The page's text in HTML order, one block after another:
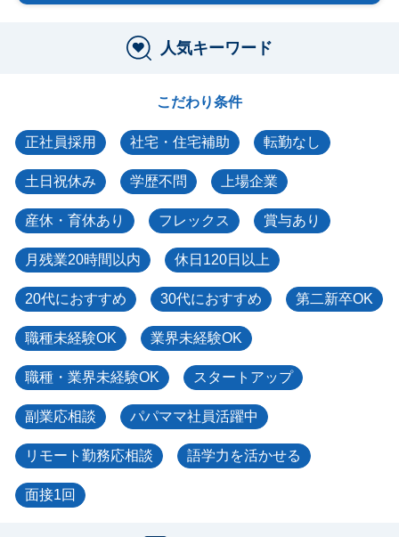
人気キーワード
こだわり条件
正社員採用 社宅・住宅補助 転勤なし
土日祝休み 学歴不問 上場企業
産休・育休あり フレックス 賞与あり
月残業20時間以内 休日120日以上
20代におすすめ 30代におすすめ 第二新卒OK
職種未経験OK 業界未経験OK
職種・業界未経験OK スタートアップ
副業応相談 パパママ社員活躍中
リモート勤務応相談 語学力を活かせる
面接1回